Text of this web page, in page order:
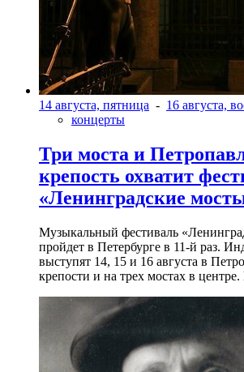
14 августа, пятница - 16 августа,
концерты
Три моста и
крепость охватит
«Ленинградские
Музыкальный фестиваль
пройдет в Петербурге в 11-й раз.
выступят 14, 15 и 16 августа в
крепости и на трех мостах в